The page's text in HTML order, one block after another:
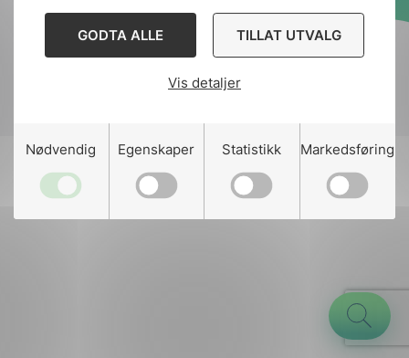
GODTA ALLE TILLAT UTVALG
Vis detaljer
Nødvendig Egenskaper Statistikk Markedsføring
Designed and developed
Stem Agency